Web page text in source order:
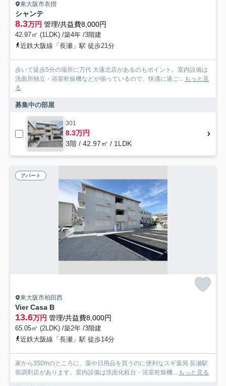
東大阪市衣摺
シャンテ
8.3万円 管理/共益費8,000円
42.97㎡ (1LDK) /築4年 /3階建
近鉄大阪線「長瀬」駅 徒歩21分
歩いて徒歩5分の場所に万代 大蓮北店があるのもポイント。室内設備は
洗面所独立・浴室乾燥機などが揃っているので、快適に過ご... もっと見
る
募集中の部屋
301
8.3万円
3階 / 42.97㎡ / 1LDK
アパート
東大阪市柏田西
Vier Casa B
13.6万円 管理/共益費8,000円
65.05㎡ (2LDK) /築2年 /3階建
近鉄大阪線「長瀬」駅 徒歩14分
家から350mのところに、薬や日用品を買うのに便利なスギ薬局 長瀬駅
前調剤店があります。室内設備は洗面化粧台・浴室乾燥機... もっと見る